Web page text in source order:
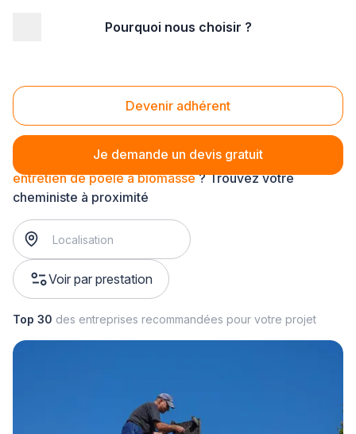
Pourquoi nous choisir ?
Devenir adhérent
Je demande un devis gratuit
Entretien de poêle à biomasse
entretien de poêle à biomasse? Trouvez votre
cheministe à proximité
Voir par prestation
Top 30 des entreprises recommandées pour votre projet